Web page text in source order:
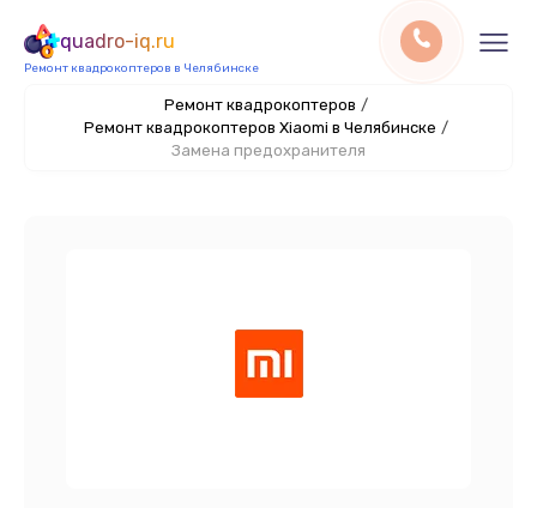
quadro-iq.ru
Ремонт квадрокоптеров в Челябинске
Ремонт квадрокоптеров /
Ремонт квадрокоптеров Xiaomi в Челябинске /
Замена предохранителя